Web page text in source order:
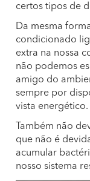
certos tipos de
Da mesma
condicionado
extra na nossa
não podemos
amigo do
sempre por
vista energético.
Também não
que não é
acumular
nosso sistema